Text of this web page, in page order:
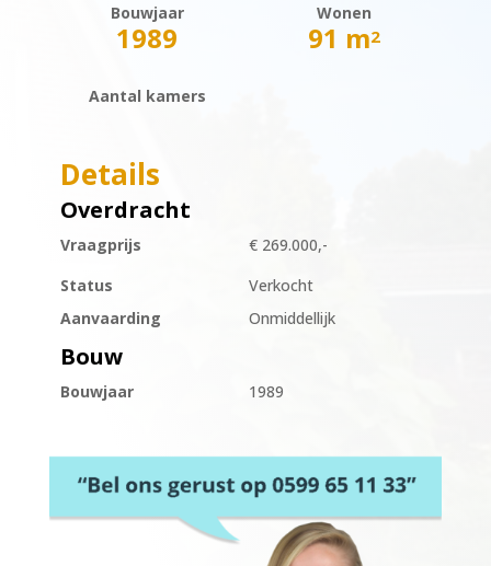
Bouwjaar
1989
Wonen
91 m2
Aantal kamers
Details
Overdracht
Vraagprijs
€ 269.000,-
Status
Verkocht
Aanvaarding
Onmiddellijk
Bouw
Bouwjaar 1989